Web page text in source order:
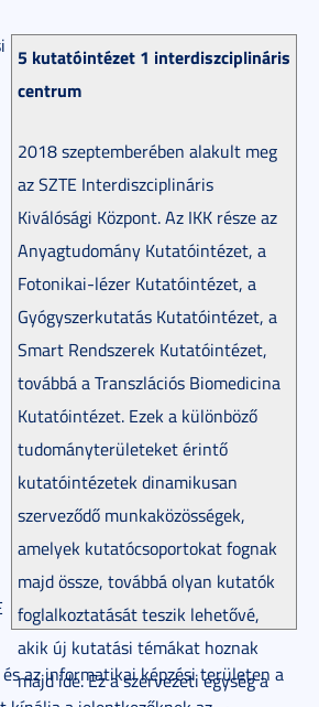
5 kutatóintézet 1 interdiszciplináris
centrum
2018 szeptemberében alakult meg
az SZTE Interdiszciplináris
Kiválósági Központ. Az IKK része az
Anyagtudomány Kutatóintézet, a
Fotonikai-lézer Kutatóintézet, a
Gyógyszerkutatás Kutatóintézet, a
Smart Rendszerek Kutatóintézet,
továbbá a Transzlációs Biomedicina
Kutatóintézet. Ezek a különböző
tudományterületeket érintő
kutatóintézetek dinamikusan
szerveződő munkaközösségek,
amelyek kutatócsoportokat fognak
majd össze, továbbá olyan kutatók
foglalkoztatását teszik lehetővé,
akik új kutatási témákat hoznak
majd ide. Ez a szervezeti egység a
az informatikai képzési területen a